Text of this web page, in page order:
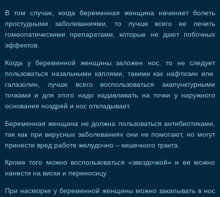
В том случае, когда беременная женщина начинает болеть
простудными заболеваниями, то лучше всего ее лечить
гомеопатическими препаратами, которые не дают побочных
эффектов.
Когда у беременной женщины заложен нос, то не следует
пользоваться назальными каплями, такими как нафтизин или
галазолин, лучше всего воспользоваться акапунктурными
точками и для этого надо надавливать на точки у наружного
основания ноздрей и нос откладывает.
Беременная женщина не должна пользоваться антибиотиками,
так как при вирусных заболеваниях они не помогают, но могут
принести вред работе желудочно – кишечного тракта.
Кроме того можно воспользоваться «звездочкой» и ее можно
нанести на виски и переносицу.
При насморке у беременной женщины можно закапывать в нос